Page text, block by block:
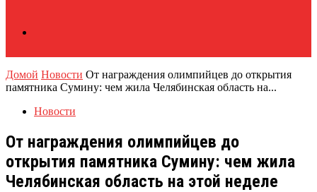
Домой Новости От награждения олимпийцев до открытия
памятника Сумину: чем жила Челябинская область на...
Новости
От награждения олимпийцев до
открытия памятника Сумину: чем жила
Челябинская область на этой неделе